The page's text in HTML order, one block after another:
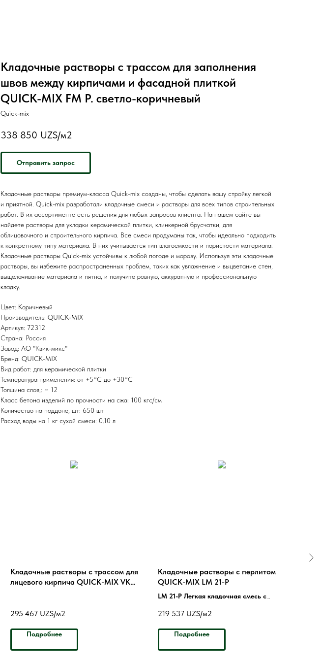
Кладочные растворы с трассом для заполнения
швов между кирпичами и фасадной плиткой
QUICK-MIX FM P. светло-коричневый
Quick-mix
338 850 UZS/м2
Отправить запрос
Кладочные растворы премиум-класса Quick-mix созданы, чтобы сделать вашу стройку легкой
и приятной. Quick-mix разработали кладочные смеси и растворы для всех типов строительных
работ. В их ассортименте есть решения для любых запросов клиента. На нашем сайте вы
найдете растворы для укладки керамической плитки, клинкерной брусчатки, для
облицовочного и строительного кирпича. Все смеси продуманы так, чтобы идеально подходить
к конкретному типу материала. В них учитывается тип влагоемкости и пористости материала.
Кладочные растворы Quick-mix устойчивы к любой погоде и морозу. Используя эти кладочные
растворы, вы избежите распространенных проблем, таких как увлажнение и выцветание стен,
выщелачивание материала и пятна, и получите ровную, аккуратную и профессиональную
кладку.
Цвет: Коричневый
Производитель: QUICK-MIX
Артикул: 72312
Страна: Россия
Завод: АО "Квик-микс"
Бренд: QUICK-MIX
Вид работ: для керамической плитки
Температура применения: от +5°С до +30°С
Толщина слоя,: ~ 12
Класс бетона изделий по прочности на сжа: 100 кгс/см
Количество на поддоне, шт: 650 шт
Расход воды на 1 кг сухой смеси: 0.10 л
Кладочные растворы с трассом для
лицевого кирпича QUICK-MIX VK
295 467 UZS/м2
Подробнее
Кладочные растворы с перлитом
QUICK-MIX LM 21-P
LM 21-P Легкая кладочная смесь с
219 537 UZS/м2
Подробнее